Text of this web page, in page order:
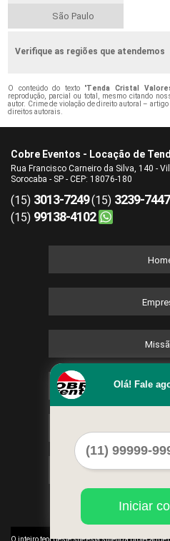
São Paulo
Verifique as regiões que atendemos
O conteúdo do texto "Tenda Cristal
reprodução, parcial ou total, mesmo citando
autor. Crime de violação de direito autoral –
direitos autorais.
Cobre Eventos - Locação de
Rua Francisco Carneiro da Silva, 140 -
Sorocaba - SP - CEP: 18076-180
(15) 3013-7249(15) 3239-7447
(15) 99138-4102
Mapa
O inteiro teor deste site está sujeito à proteção
Olá! Fale
Iniciar